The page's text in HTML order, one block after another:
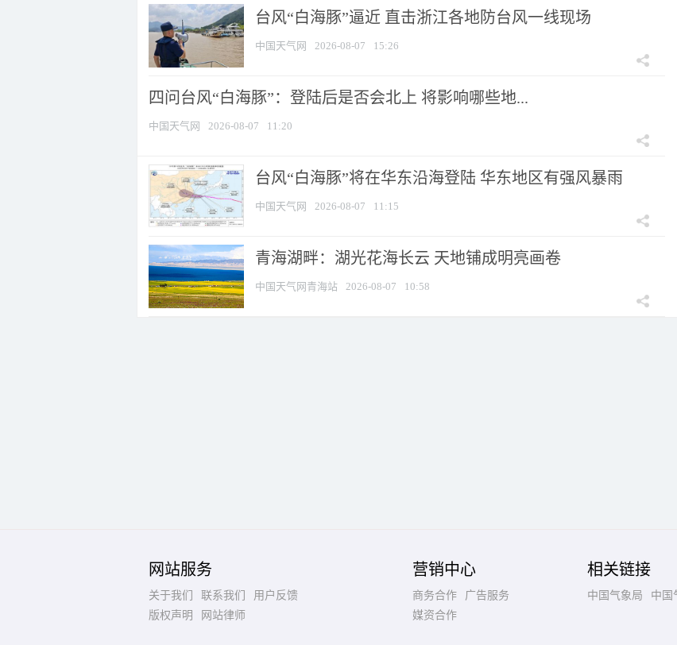
台风“白海豚”逼近 直击浙江各地防台风一线现场
中国天气网 2026-08-07 15:26
四问台风“白海豚”：登陆后是否会北上 将影响哪些地...
中国天气网 2026-08-07 11:20
台风“白海豚”将在华东沿海登陆 华东地区有强风暴雨
中国天气网 2026-08-07 11:15
青海湖畔：湖光花海长云 天地铺成明亮画卷
中国天气网青海站 2026-08-07 10:58
网站服务
关于我们 联系我们
用户反馈
版权声明
网站律师
营销中心
商务合作
广告服务
媒资合作
相关链接
中国气象局 中国